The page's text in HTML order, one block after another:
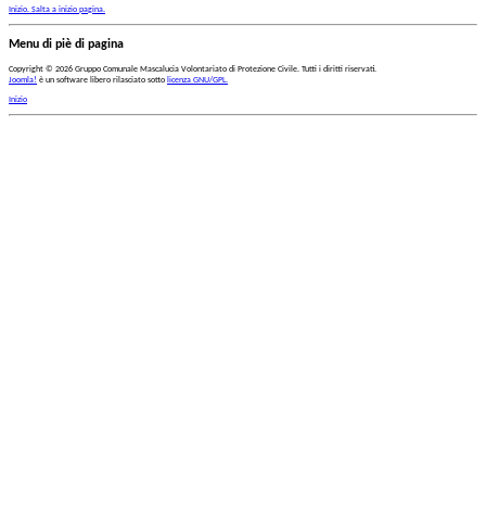
Inizio . Salta a inizio pagina.
Menu di piè di pagina
Copyright © 2026 Gruppo Comunale Mascalucia Volontariato di Protezione Civile. Tutti i diritti riservati.
Joomla! è un software libero rilasciato sotto licenza GNU/GPL.
Inizio